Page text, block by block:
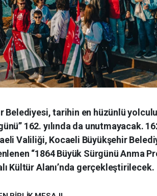
Belediyesi, tarihin en hüzünlü
162. yılında da unutmayacak.
Valiliği, Kocaeli Büyükşehir
“1864 Büyük Sürgünü Anma
Kültür Alanı’nda gerçekleştirilecek.